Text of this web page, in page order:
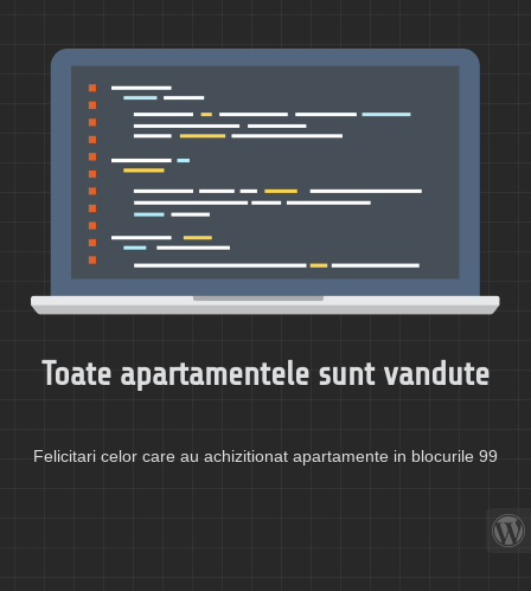
Toate apartamentele sunt vandute
Felicitari celor care au achizitionat apartamente in blocurile 99